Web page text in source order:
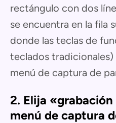
rectángulo con dos
se encuentra en la fila
donde las teclas de
teclados tradicionales)
menú de captura de
2. Elija
menú de captura